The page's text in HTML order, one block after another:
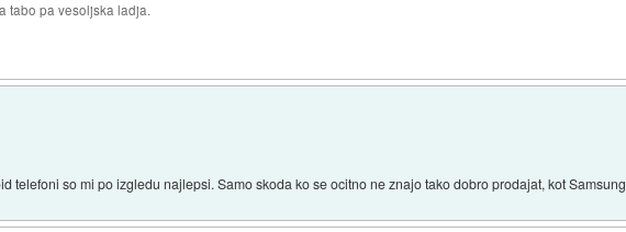
tabo pa vesoljska ladja.
telefoni so mi po izgledu najlepsi. Samo skoda ko se ocitno ne znajo tako dobro prodajat, kot Samsung